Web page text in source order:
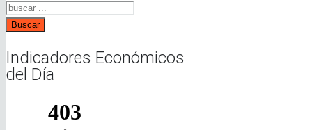
Buscar
Indicadores Económicos
del Día